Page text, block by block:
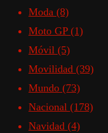
Moda (8)
Moto GP (1)
Móvil (5)
Movilidad (39)
Mundo (73)
Nacional (178)
Navidad (4)